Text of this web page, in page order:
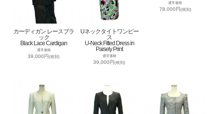
カーディガン レースブラ
ック
Black Lace Cardigan
通常価格
39,000円(税別)
Uネックタイトワンピー
ス
U-Neck Fitted Dress in
Paisely Print
通常価格
39,000円(税別)
通常価格
78,000円(税別)